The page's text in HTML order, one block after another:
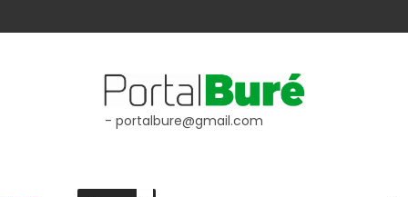
- portalbure@gmail.com